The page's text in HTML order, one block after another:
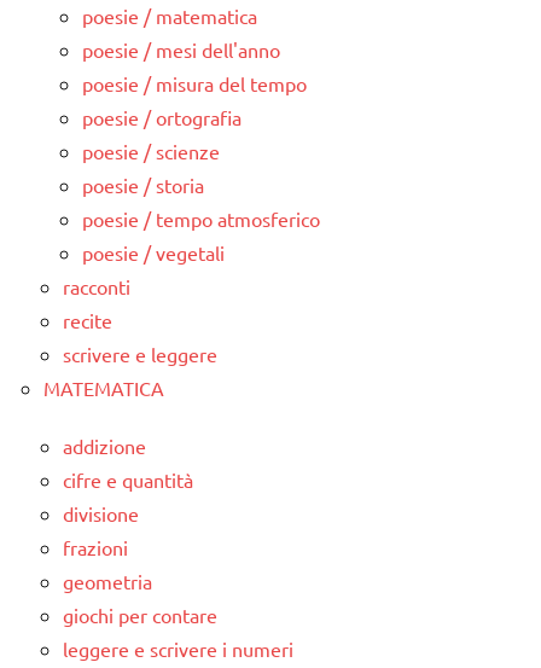
poesie / matematica
poesie / mesi dell'anno
poesie / misura del tempo
poesie / ortografia
poesie / scienze
poesie / storia
poesie / tempo atmosferico
poesie / vegetali
racconti
recite
scrivere e leggere
MATEMATICA
addizione
cifre e quantità
divisione
frazioni
geometria
giochi per contare
leggere e scrivere i numeri